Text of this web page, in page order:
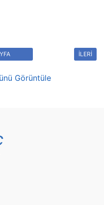
İLERİ
Görüntüle